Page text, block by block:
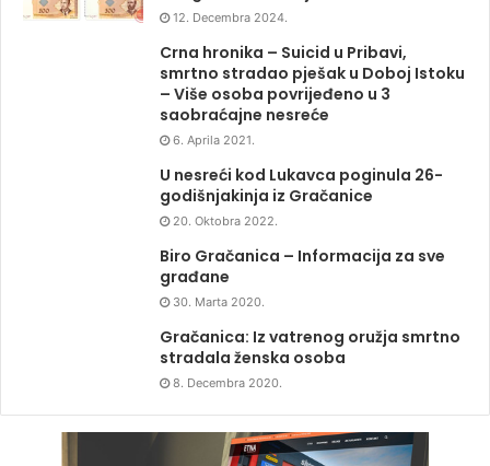
12. Decembra 2024.
Crna hronika – Suicid u Pribavi,
smrtno stradao pješak u Doboj Istoku
– Više osoba povrijeđeno u 3
saobraćajne nesreće
6. Aprila 2021.
U nesreći kod Lukavca poginula 26-
godišnjakinja iz Gračanice
20. Oktobra 2022.
Biro Gračanica – Informacija za sve
građane
30. Marta 2020.
Gračanica: Iz vatrenog oružja smrtno
stradala ženska osoba
8. Decembra 2020.